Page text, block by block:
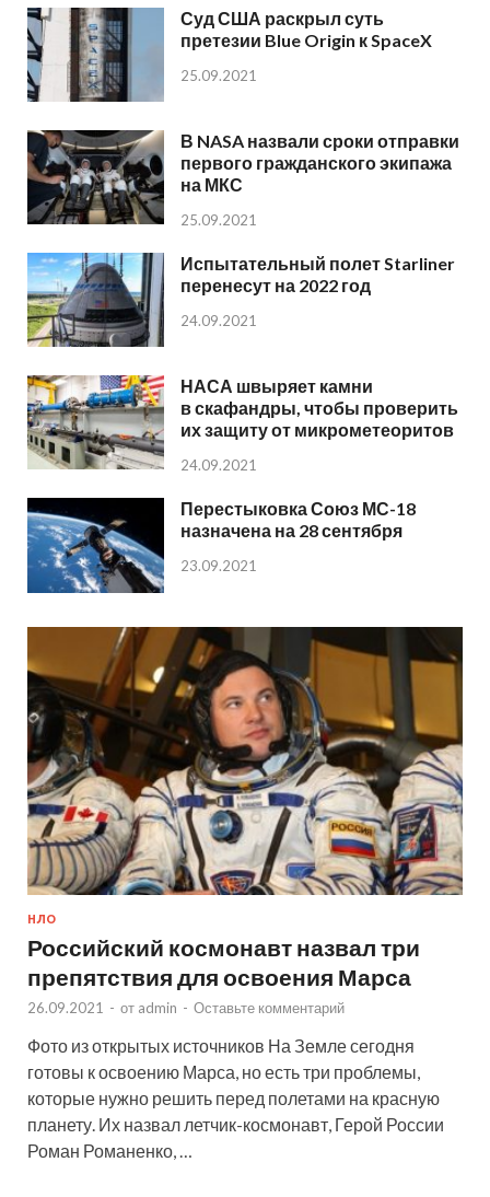
Суд США раскрыл суть
претезии Blue Origin к SpaceX
25.09.2021
В NASA назвали сроки отправки
первого гражданского экипажа
на МКС
25.09.2021
Испытательный полет Starliner
перенесут на 2022 год
24.09.2021
НАСА швыряет камни
в скафандры, чтобы проверить
их защиту от микрометеоритов
24.09.2021
Перестыковка Союз МС-18
назначена на 28 сентября
23.09.2021
НЛО
Российский космонавт назвал три
препятствия для освоения Марса
26.09.2021 - от admin - Оставьте комментарий
Фото из открытых источников На Земле сегодня
готовы к освоению Марса, но есть три проблемы,
которые нужно решить перед полетами на красную
планету. Их назвал летчик-космонавт, Герой России
Роман Романенко, …